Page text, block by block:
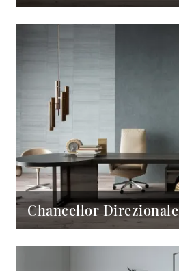
Chancellor Direzionale